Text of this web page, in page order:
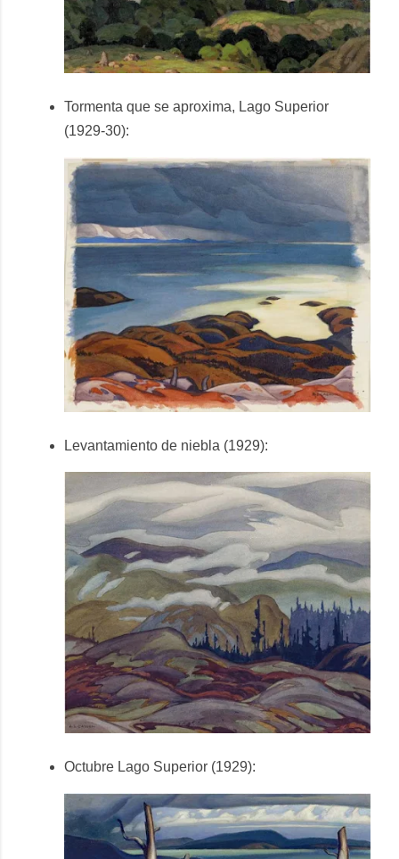
Tormenta que se aproxima, Lago Superior
(1929-30):
Levantamiento de niebla (1929):
Octubre Lago Superior (1929):